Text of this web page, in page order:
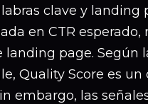
clave y landing
en CTR esperado,
page. Según
Quality Score es un
embargo, las